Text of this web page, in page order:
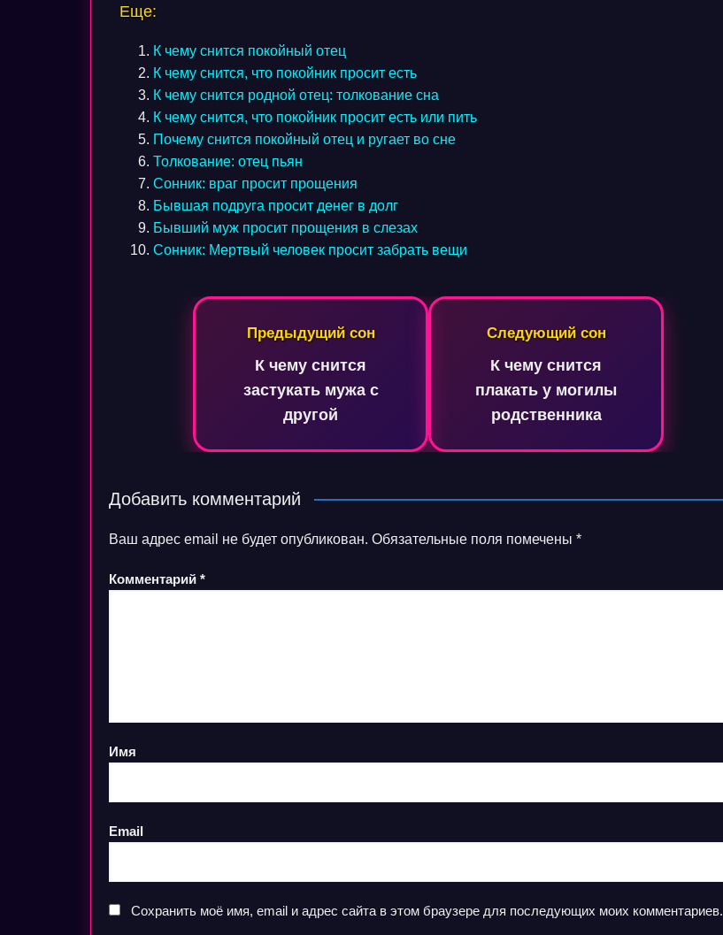
Еще:
К чему снится покойный отец
К чему снится, что покойник просит есть
К чему снится родной отец: толкование сна
К чему снится, что покойник просит есть или пить
Почему снится покойный отец и ругает во сне
Толкование: отец пьян
Сонник: враг просит прощения
Бывшая подруга просит денег в долг
Бывший муж просит прощения в слезах
Сонник: Мертвый человек просит забрать вещи
Навигация
Предыдущий сон
К чему снится
застукать мужа с
другой
Следующий сон
К чему снится
плакать у могилы
родственника
Добавить комментарий
Ваш адрес email не будет опубликован. Обязательные поля помечены *
Комментарий *
Имя
Email
Сохранить моё имя, email и адрес сайта в этом браузере для последующих моих комментариев.